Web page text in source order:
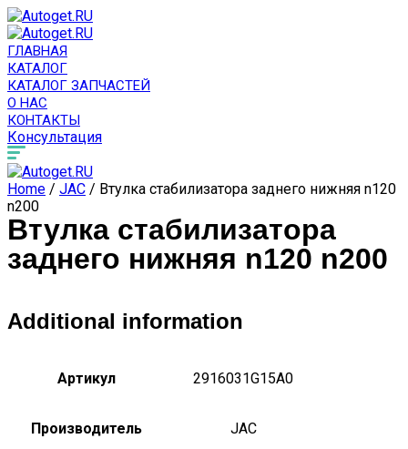
ГЛАВНАЯ
КАТАЛОГ
КАТАЛОГ ЗАПЧАСТЕЙ
О НАС
КОНТАКТЫ
Консультация
Home / JAC / Втулка стабилизатора заднего нижняя n120
n200
Втулка стабилизатора
заднего нижняя n120 n200
Additional information
Артикул 2916031G15A0
Производитель JAC